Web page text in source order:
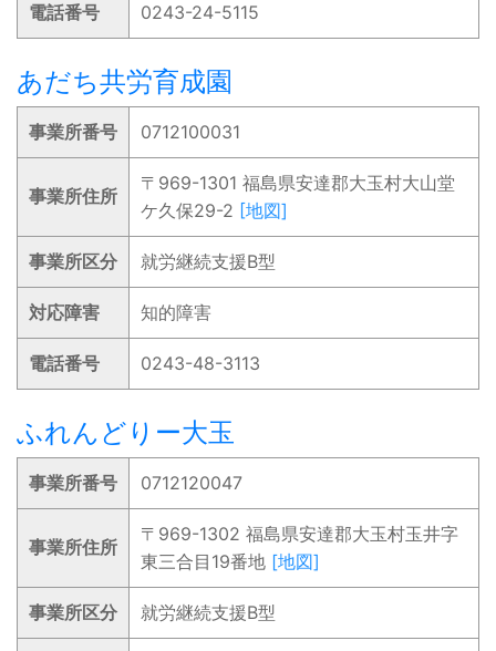
電話番号 0243-24-5115
あだち共労育成園
事業所番号 0712100031
事業所住所
〒969-1301 福島県安達郡大玉村大山堂
ケ久保29-2 [地図]
事業所区分 就労継続支援B型
対応障害 知的障害
電話番号 0243-48-3113
ふれんどりー大玉
事業所番号 0712120047
事業所住所
〒969-1302 福島県安達郡大玉村玉井字
東三合目19番地 [地図]
事業所区分 就労継続支援B型